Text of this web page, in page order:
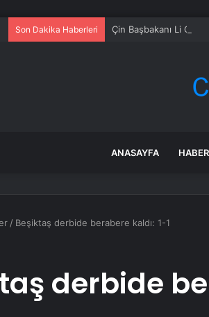
Son Dakika Haberleri Çin Başbakanı Li
ANASAYFA HABER
/ Beşiktaş derbide berabere kaldı: 1-1
derbide